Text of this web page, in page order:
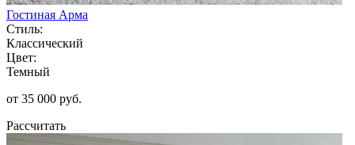
Гостиная Арма
Стиль:
Классический
Цвет:
Темный
от 35 000 руб.
Рассчитать